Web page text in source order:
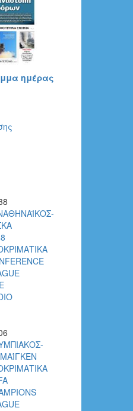
ημέρας